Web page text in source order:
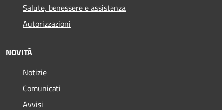
Salute, benessere e assistenza
Autorizzazioni
NOVITÀ
Notizie
Comunicati
Avvisi